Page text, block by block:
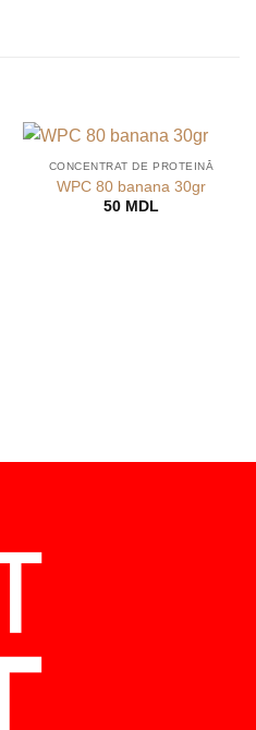
CONCENTRAT DE PROTEINĂ
WPC 80 banana 30gr
50 MDL